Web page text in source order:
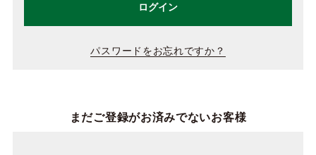
ログイン
パスワードをお忘れですか？
まだご登録がお済みでないお客様